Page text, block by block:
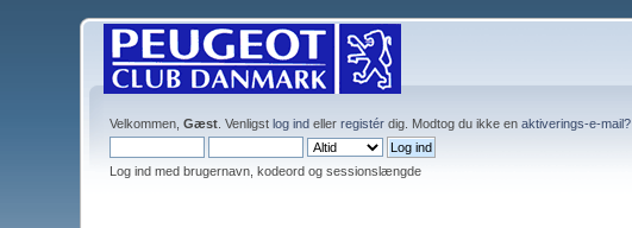
Velkommen,Gæst . Venligstlog ind ellerregistér dig. Modtog du ikke enaktiverings-e-mail?
Log ind med brugernavn, kodeord og sessionslængde